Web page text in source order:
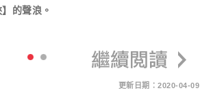
的聲浪。
更新日期：2020-04-09